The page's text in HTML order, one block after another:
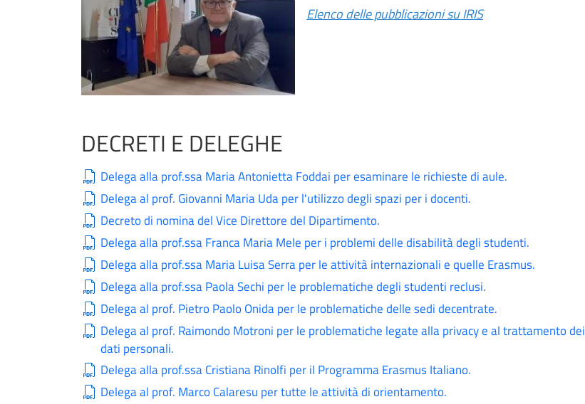
Elenco delle pubblicazioni su IRIS
DECRETI E DELEGHE
Delega alla prof.ssa Maria Antonietta Foddai per esaminare le richieste di aule.
Delega al prof. Giovanni Maria Uda per l'utilizzo degli spazi per i docenti.
Decreto di nomina del Vice Direttore del Dipartimento.
Delega alla prof.ssa Franca Maria Mele per i problemi delle disabilità degli studenti.
Delega alla prof.ssa Maria Luisa Serra per le attività internazionali e quelle Erasmus.
Delega alla prof.ssa Paola Sechi per le problematiche degli studenti reclusi.
Delega al prof. Pietro Paolo Onida per le problematiche delle sedi decentrate.
Delega al prof. Raimondo Motroni per le problematiche legate alla privacy e al trattamento dei
dati personali.
Delega alla prof.ssa Cristiana Rinolfi per il Programma Erasmus Italiano.
Delega al prof. Marco Calaresu per tutte le attività di orientamento.